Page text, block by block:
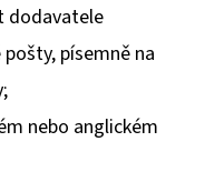
dodavatele
písemně na
nebo anglickém